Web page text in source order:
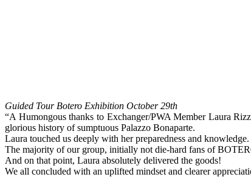
Guided Tour Botero Exhibition October 29th
“A Humongous thanks to Exchanger/PWA Member Laura
glorious history of sumptuous Palazzo Bonaparte.
Laura touched us deeply with her preparedness and
The majority of our group, initially not die-hard fans of
And on that point, Laura absolutely delivered the goods!
We all concluded with an uplifted mindset and clearer